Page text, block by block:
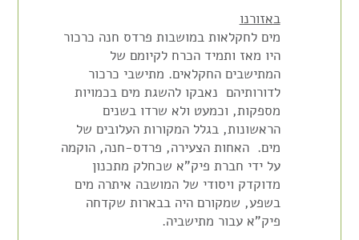
באזורנו
מים לחקלאות במושבות פרדס חנה כרכור
היו מאז ותמיד הכרח לקיומם של
המתישבים החקלאים. מתישבי כרכור
לדורותיהם נאבקו להשגת מים בכמויות
מספקות, וכמעט ולא שרדו בשנים
הראשונות, בגלל המקורות העלובים של
מים. האחות הצעירה, פרדס-חנה, הוקמה
על ידי חברת פיק"א שכחלק מתכנון
מדוקדק ויסודי של המושבה איתרה מים
בשפע, שמקורם היה בבארות שקדחה
פיק"א עבור מתישביה.